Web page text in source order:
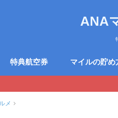
ANA
特典航空券 マイルの貯め
メ